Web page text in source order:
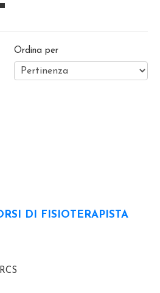
Ordina per
DI FISIOTERAPISTA